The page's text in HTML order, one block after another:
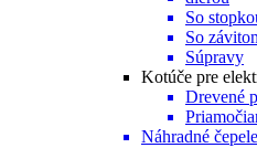
So
So
Súpravy
Kotúče pre
Drevené
Náhradné